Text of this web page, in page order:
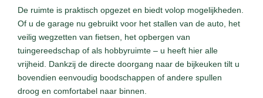
De ruimte is praktisch opgezet en biedt volop mogelijkheden.
Of u de garage nu gebruikt voor het stallen van de auto, het
veilig wegzetten van fietsen, het opbergen van
tuingereedschap of als hobbyruimte – u heeft hier alle
vrijheid. Dankzij de directe doorgang naar de bijkeuken tilt u
bovendien eenvoudig boodschappen of andere spullen
droog en comfortabel naar binnen.